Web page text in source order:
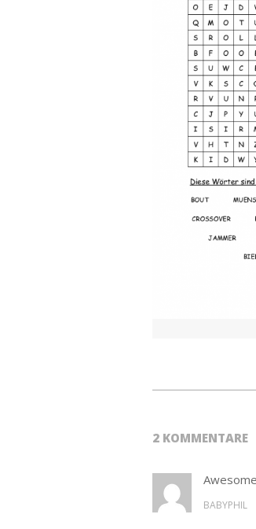
2 KOMMENTARE
BABYPHIL